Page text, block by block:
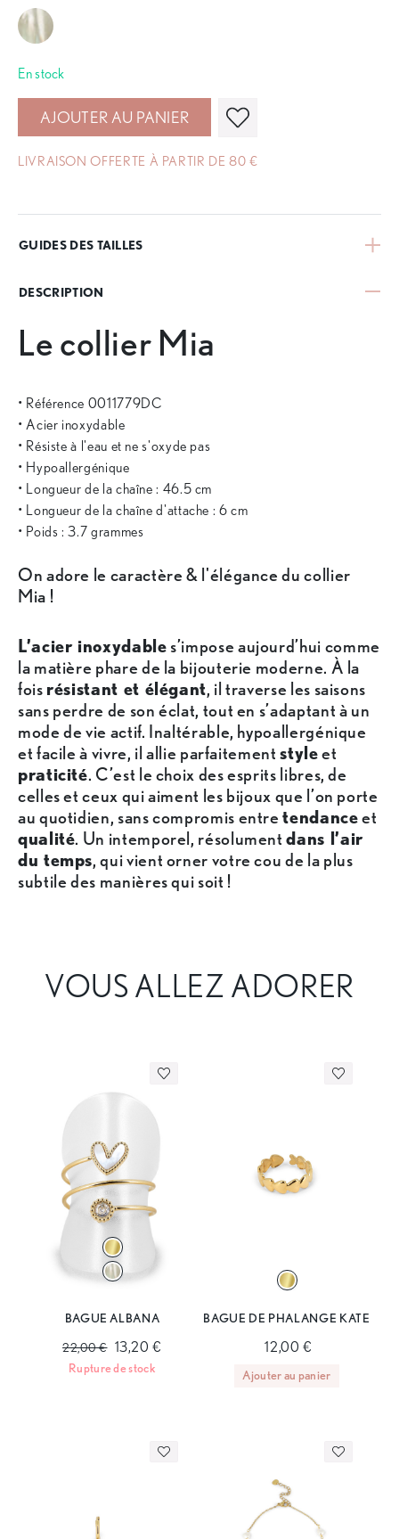
En stock
AJOUTER AU PANIER
LIVRAISON OFFERTE À PARTIR DE 80 €
GUIDES DES TAILLES
DESCRIPTION
Le collier Mia
• Référence 0011779DC
• Acier inoxydable
• Résiste à l'eau et ne s'oxyde pas
• Hypoallergénique
• Longueur de la chaîne : 46.5 cm
• Longueur de la chaîne d'attache : 6 cm
• Poids : 3.7 grammes
On adore le caractère & l'élégance du collier
Mia !
L’acier inoxydable s’impose aujourd’hui comme
la matière phare de la bijouterie moderne. À la
fois résistant et élégant, il traverse les saisons
sans perdre de son éclat, tout en s’adaptant à un
mode de vie actif. Inaltérable, hypoallergénique
et facile à vivre, il allie parfaitementstyleet
praticité. C’est le choix des esprits libres, de
celles et ceux qui aiment les bijoux que l’on porte
au quotidien, sans compromis entretendanceet
qualité. Un intemporel, résolumentdans l’air
du temps, qui vient orner votre cou de la plus
subtile des manières qui soit !
VOUS ALLEZ ADORER
BAGUE ALBANA
22,00 € 13,20 €
Rupture de stock
BAGUE DE PHALANGE KATE
12,00 €
Ajouter au panier